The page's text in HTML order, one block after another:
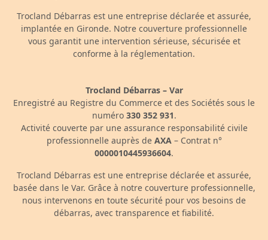
Trocland Débarras est une entreprise déclarée et assurée,
implantée en Gironde. Notre couverture professionnelle
vous garantit une intervention sérieuse, sécurisée et
conforme à la réglementation.
Trocland Débarras – Var
Enregistré au Registre du Commerce et des Sociétés sous le
numéro 330 352 931.
Activité couverte par une assurance responsabilité civile
professionnelle auprès de AXA– Contrat n°
0000010445936604.
Trocland Débarras est une entreprise déclarée et assurée,
basée dans le Var. Grâce à notre couverture professionnelle,
nous intervenons en toute sécurité pour vos besoins de
débarras, avec transparence et fiabilité.